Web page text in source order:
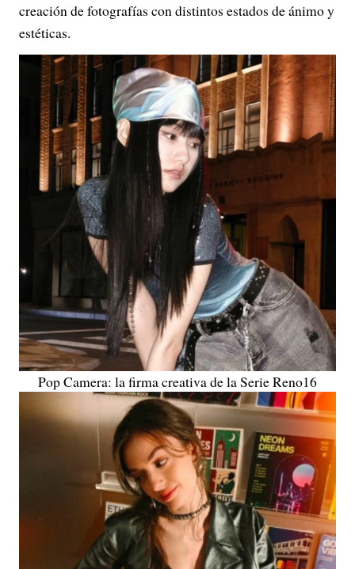
creación de fotografías con distintos estados de ánimo y
estéticas.
Pop Camera: la firma creativa de la Serie Reno16